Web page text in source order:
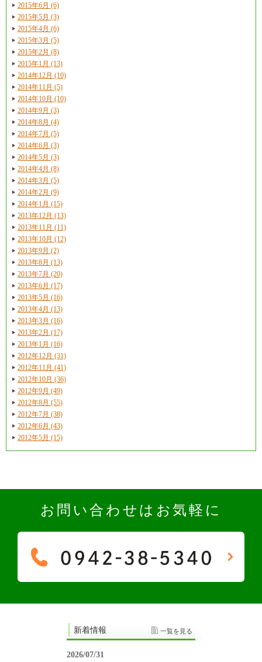
2015年6月 (6)
2015年5月 (3)
2015年4月 (6)
2015年3月 (5)
2015年2月 (8)
2015年1月 (13)
2014年12月 (10)
2014年11月 (5)
2014年10月 (10)
2014年9月 (3)
2014年8月 (4)
2014年7月 (5)
2014年6月 (3)
2014年5月 (3)
2014年4月 (8)
2014年3月 (5)
2014年2月 (9)
2014年1月 (15)
2013年12月 (13)
2013年11月 (11)
2013年10月 (12)
2013年9月 (2)
2013年8月 (13)
2013年7月 (20)
2013年6月 (17)
2013年5月 (16)
2013年4月 (13)
2013年3月 (16)
2013年2月 (17)
2013年1月 (16)
2012年12月 (31)
2012年11月 (41)
2012年10月 (36)
2012年9月 (49)
2012年8月 (55)
2012年7月 (38)
2012年6月 (43)
2012年5月 (15)
お問い合わせはお気軽に
新着情報 一覧を見る
2026/07/31